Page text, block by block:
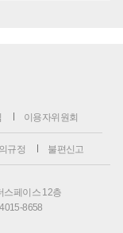
이용자위원회
규정 불편신고
스페이스 12층
8658